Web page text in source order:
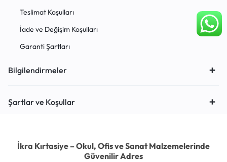
Teslimat Koşulları
İade ve Değişim Koşulları
Garanti Şartları
Bilgilendirmeler
Şartlar ve Koşullar
İkra Kırtasiye – Okul, Ofis ve Sanat Malzemelerinde
Güvenilir Adres